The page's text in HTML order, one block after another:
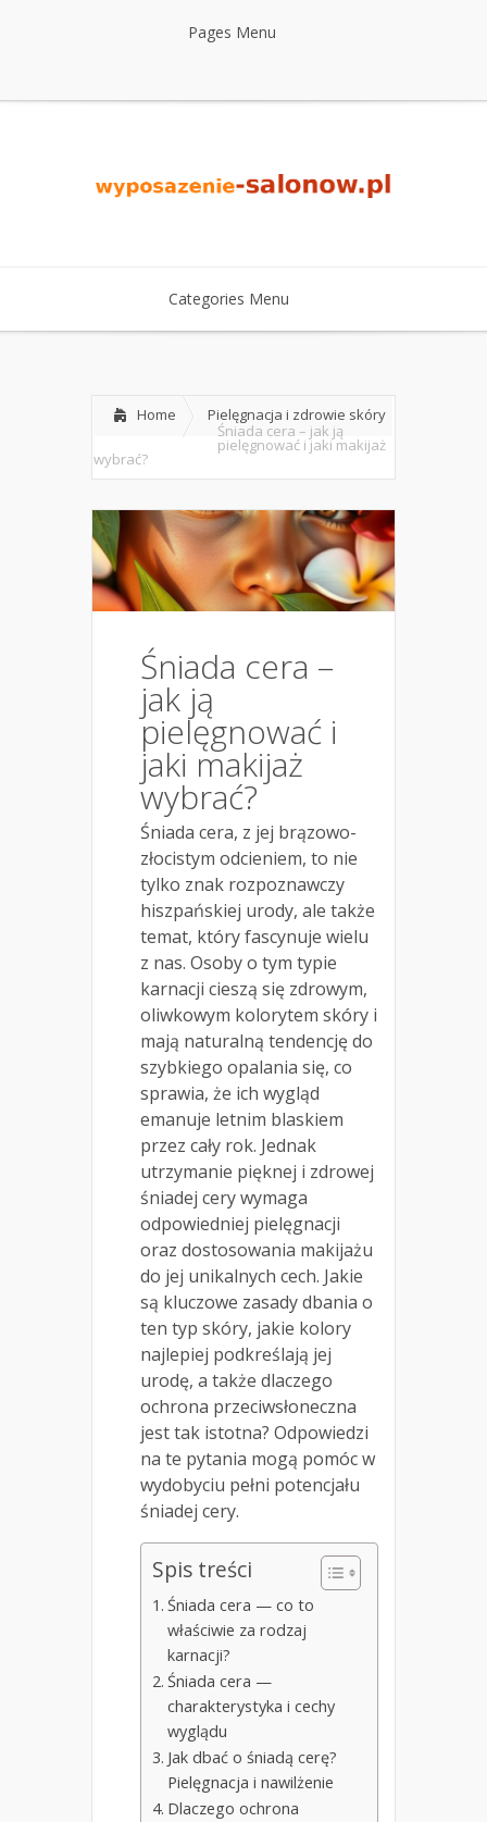
Pages Menu
Categories Menu
Home
Pielęgnacja i zdrowie skóry
Śniada cera – jak ją
pielęgnować i jaki makijaż
wybrać?
Śniada cera –
jak ją
pielęgnować i
jaki makijaż
wybrać?
Śniada cera, z jej brązowo-
złocistym odcieniem, to nie
tylko znak rozpoznawczy
hiszpańskiej urody, ale także
temat, który fascynuje wielu
z nas. Osoby o tym typie
karnacji cieszą się zdrowym,
oliwkowym kolorytem skóry i
mają naturalną tendencję do
szybkiego opalania się, co
sprawia, że ich wygląd
emanuje letnim blaskiem
przez cały rok. Jednak
utrzymanie pięknej i zdrowej
śniadej cery wymaga
odpowiedniej pielęgnacji
oraz dostosowania makijażu
do jej unikalnych cech. Jakie
są kluczowe zasady dbania o
ten typ skóry, jakie kolory
najlepiej podkreślają jej
urodę, a także dlaczego
ochrona przeciwsłoneczna
jest tak istotna? Odpowiedzi
na te pytania mogą pomóc w
wydobyciu pełni potencjału
śniadej cery.
Spis treści
Śniada cera — co to
właściwie za rodzaj
karnacji?
Śniada cera —
charakterystyka i cechy
wyglądu
Jak dbać o śniadą cerę?
Pielęgnacja i nawilżenie
Dlaczego ochrona